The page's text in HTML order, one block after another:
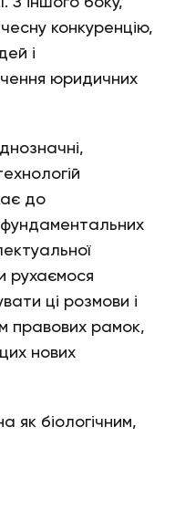
конкуренцію,
і
юридичних
до
рухаємося
ці розмови і
правових рамок,
нових
як біологічним,